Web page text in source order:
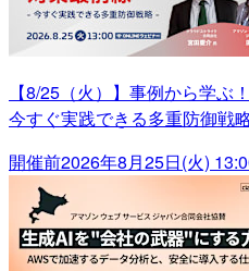
【8/25（火）】事例から学ぶ
今すぐ実践できる多重防御戦
開催前2026年8月25日(火)